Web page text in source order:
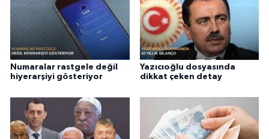
Numaralar rastgele değil
hiyerarşiyi gösteriyor
Yazıcıoğlu dosyasında
dikkat çeken detay